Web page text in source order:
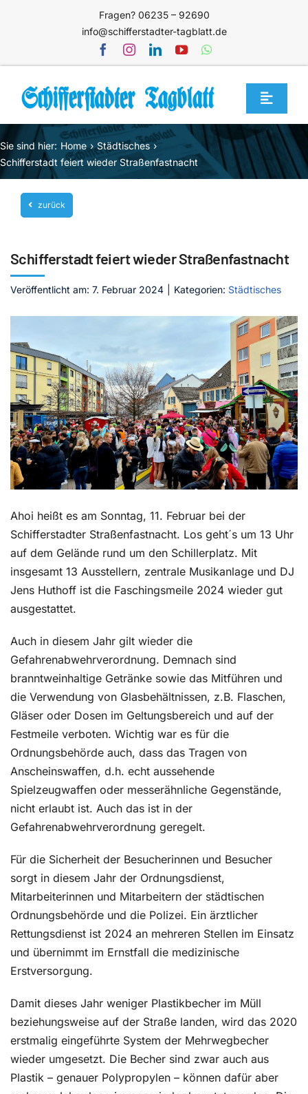
Fragen? 06235 – 92690
info@schifferstadter-tagblatt.de
Toggle
Home
Themen
Blog
Unternehmen
Mediathek
Sie sind hier: Home
Städtisches
Schifferstadt feiert wieder Straßenfastnacht
zurück
Schifferstadt feiert wieder Straßenfastnacht
Veröffentlicht am: 7. Februar 2024 Kategorien: Städtisches
Ahoi heißt es am Sonntag, 11. Februar bei der
Schifferstadter Straßenfastnacht. Los geht´s um 13 Uhr
auf dem Gelände rund um den Schillerplatz. Mit
insgesamt 13 Ausstellern, zentrale Musikanlage und DJ
Jens Huthoff ist die Faschingsmeile 2024 wieder gut
ausgestattet.
Auch in diesem Jahr gilt wieder die
Gefahrenabwehrverordnung. Demnach sind
branntweinhaltige Getränke sowie das Mitführen und
die Verwendung von Glasbehältnissen, z.B. Flaschen,
Gläser oder Dosen im Geltungsbereich und auf der
Festmeile verboten. Wichtig war es für die
Ordnungsbehörde auch, dass das Tragen von
Anscheinswaffen, d.h. echt aussehende
Spielzeugwaffen oder messerähnliche Gegenstände,
nicht erlaubt ist. Auch das ist in der
Gefahrenabwehrverordnung geregelt.
Für die Sicherheit der Besucherinnen und Besucher
sorgt in diesem Jahr der Ordnungsdienst,
Mitarbeiterinnen und Mitarbeitern der städtischen
Ordnungsbehörde und die Polizei. Ein ärztlicher
Rettungsdienst ist 2024 an mehreren Stellen im Einsatz
und übernimmt im Ernstfall die medizinische
Erstversorgung.
Damit dieses Jahr weniger Plastikbecher im Müll
beziehungsweise auf der Straße landen, wird das 2020
erstmalig eingeführte System der Mehrwegbecher
wieder umgesetzt. Die Becher sind zwar auch aus
Plastik – genauer Polypropylen – können dafür aber